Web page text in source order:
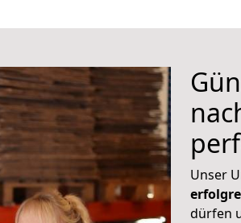
Unser
dürfen